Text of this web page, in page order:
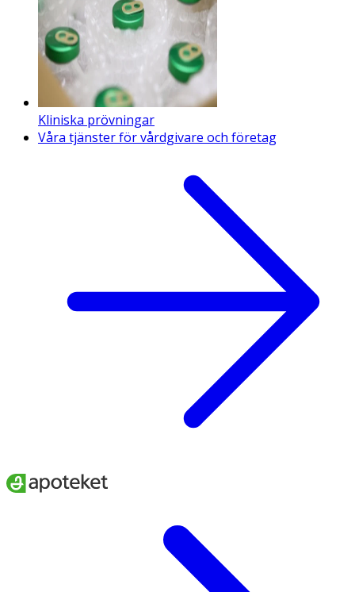
Kliniska prövningar
Våra tjänster för vårdgivare och företag